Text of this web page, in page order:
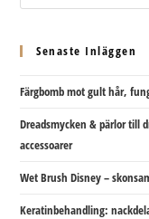
Senaste Inläggen
Färgbomb mot gult hår,
Dreadsmycken & pärlor till
accessoarer
Wet Brush Disney –
Keratinbehandling: